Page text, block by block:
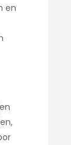
en